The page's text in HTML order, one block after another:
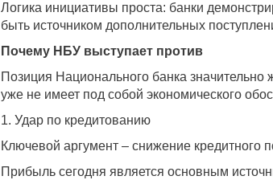
Логика инициативы проста: банки
быть источником дополнительных
Почему НБУ выступает против
Позиция Национального банка значительно
уже не имеет под собой экономического
1. Удар по кредитованию
Ключевой аргумент – снижение кредитного
Прибыль сегодня является основным